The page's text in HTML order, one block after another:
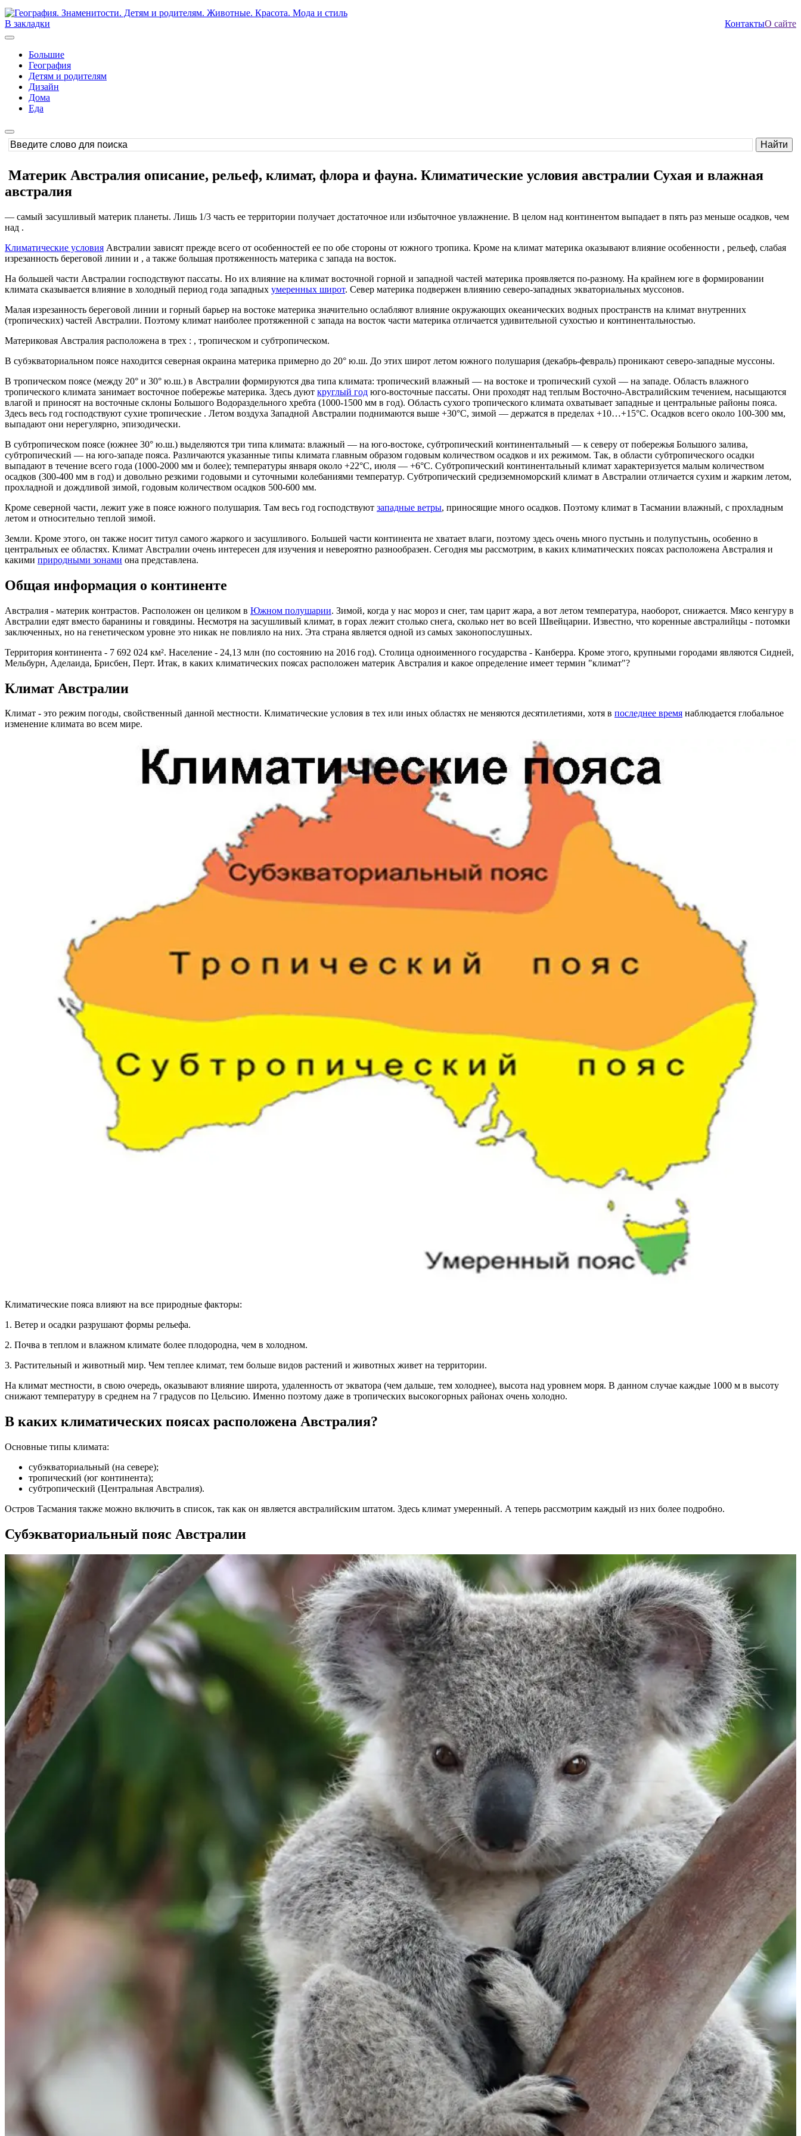
В закладки КонтактыО сайте
Большие
География
Детям и родителям
Дизайн
Дома
Еда
Материк Австралия описание, рельеф, климат, флора и фауна. Климатические условия австралии Сухая и влажная
австралия
— самый засушливый материк планеты. Лишь 1/3 часть ее территории получает достаточное или избыточное увлажнение. В целом над континентом выпадает в пять раз меньше осадков, чем
над .
Климатические условия Австралии зависят прежде всего от особенностей ее по обе стороны от южного тропика. Кроме на климат материка оказывают влияние особенности , рельеф, слабая
изрезанность береговой линии и , а также большая протяженность материка с запада на восток.
На большей части Австралии господствуют пассаты. Но их влияние на климат восточной горной и западной частей материка проявляется по-разному. На крайнем юге в формировании
климата сказывается влияние в холодный период года западных умеренных широт. Север материка подвержен влиянию северо-западных экваториальных муссонов.
Малая изрезанность береговой линии и горный барьер на востоке материка значительно ослабляют влияние окружающих океанических водных пространств на климат внутренних
(тропических) частей Австралии. Поэтому климат наиболее протяженной с запада на восток части материка отличается удивительной сухостью и континентальностью.
Материковая Австралия расположена в трех : , тропическом и субтропическом.
В субэкваториальном поясе находится северная окраина материка примерно до 20° ю.ш. До этих широт летом южного полушария (декабрь-февраль) проникают северо-западные муссоны.
В тропическом поясе (между 20° и 30° ю.ш.) в Австралии формируются два типа климата: тропический влажный — на востоке и тропический сухой — на западе. Область влажного
тропического климата занимает восточное побережье материка. Здесь дуют круглый год юго-восточные пассаты. Они проходят над теплым Восточно-Австралийским течением, насыщаются
влагой и приносят на восточные склоны Большого Водораздельного хребта (1000-1500 мм в год). Область сухого тропического климата охватывает западные и центральные районы пояса.
Здесь весь год господствуют сухие тропические . Летом воздуха Западной Австралии поднимаются выше +30°С, зимой — держатся в пределах +10…+15°С. Осадков всего около 100-300 мм,
выпадают они нерегулярно, эпизодически.
В субтропическом поясе (южнее 30° ю.ш.) выделяются три типа климата: влажный — на юго-востоке, субтропический континентальный — к северу от побережья Большого залива,
субтропический — на юго-западе пояса. Различаются указанные типы климата главным образом годовым количеством осадков и их режимом. Так, в области субтропического осадки
выпадают в течение всего года (1000-2000 мм и более); температуры января около +22°С, июля — +6°С. Субтропический континентальный климат характеризуется малым количеством
осадков (300-400 мм в год) и довольно резкими годовыми и суточными колебаниями температур. Субтропический средиземноморский климат в Австралии отличается сухим и жарким летом,
прохладной и дождливой зимой, годовым количеством осадков 500-600 мм.
Кроме северной части, лежит уже в поясе южного полушария. Там весь год господствуют западные ветры, приносящие много осадков. Поэтому климат в Тасмании влажный, с прохладным
летом и относительно теплой зимой.
Земли. Кроме этого, он также носит титул самого жаркого и засушливого. Большей части континента не хватает влаги, поэтому здесь очень много пустынь и полупустынь, особенно в
центральных ее областях. Климат Австралии очень интересен для изучения и невероятно разнообразен. Сегодня мы рассмотрим, в каких климатических поясах расположена Австралия и
какими природными зонами она представлена.
Общая информация о континенте
Австралия - материк контрастов. Расположен он целиком в Южном полушарии. Зимой, когда у нас мороз и снег, там царит жара, а вот летом температура, наоборот, снижается. Мясо кенгуру в
Австралии едят вместо баранины и говядины. Несмотря на засушливый климат, в горах лежит столько снега, сколько нет во всей Швейцарии. Известно, что коренные австралийцы - потомки
заключенных, но на генетическом уровне это никак не повлияло на них. Эта страна является одной из самых законопослушных.
Территория континента - 7 692 024 км². Население - 24,13 млн (по состоянию на 2016 год). Столица одноименного государства - Канберра. Кроме этого, крупными городами являются Сидней,
Мельбурн, Аделаида, Брисбен, Перт. Итак, в каких климатических поясах расположен материк Австралия и какое определение имеет термин "климат"?
Климат Австралии
Климат - это режим погоды, свойственный данной местности. Климатические условия в тех или иных областях не меняются десятилетиями, хотя в последнее время наблюдается глобальное
изменение климата во всем мире.
Климатические пояса влияют на все природные факторы:
1. Ветер и осадки разрушают формы рельефа.
2. Почва в теплом и влажном климате более плодородна, чем в холодном.
3. Растительный и животный мир. Чем теплее климат, тем больше видов растений и животных живет на территории.
На климат местности, в свою очередь, оказывают влияние широта, удаленность от экватора (чем дальше, тем холоднее), высота над уровнем моря. В данном случае каждые 1000 м в высоту
снижают температуру в среднем на 7 градусов по Цельсию. Именно поэтому даже в тропических высокогорных районах очень холодно.
В каких климатических поясах расположена Австралия?
Основные типы климата:
субэкваториальный (на севере);
тропический (юг континента);
субтропический (Центральная Австралия).
Остров Тасмания также можно включить в список, так как он является австралийским штатом. Здесь климат умеренный. А теперь рассмотрим каждый из них более подробно.
Субэкваториальный пояс Австралии